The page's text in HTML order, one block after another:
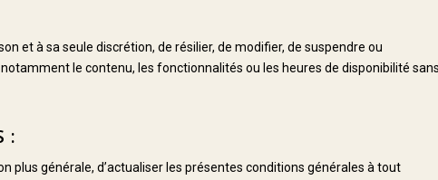
et à sa seule discrétion, de résilier, de modifier, de suspendre ou
le contenu, les fonctionnalités ou les heures de disponibilité
:
plus générale, d’actualiser les présentes conditions générales à tout